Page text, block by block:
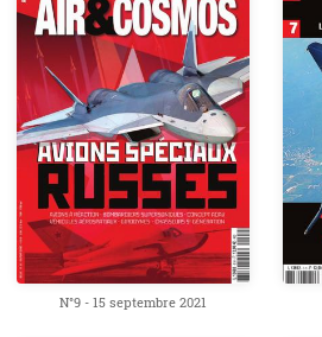
N°9 - 15 septembre 2021